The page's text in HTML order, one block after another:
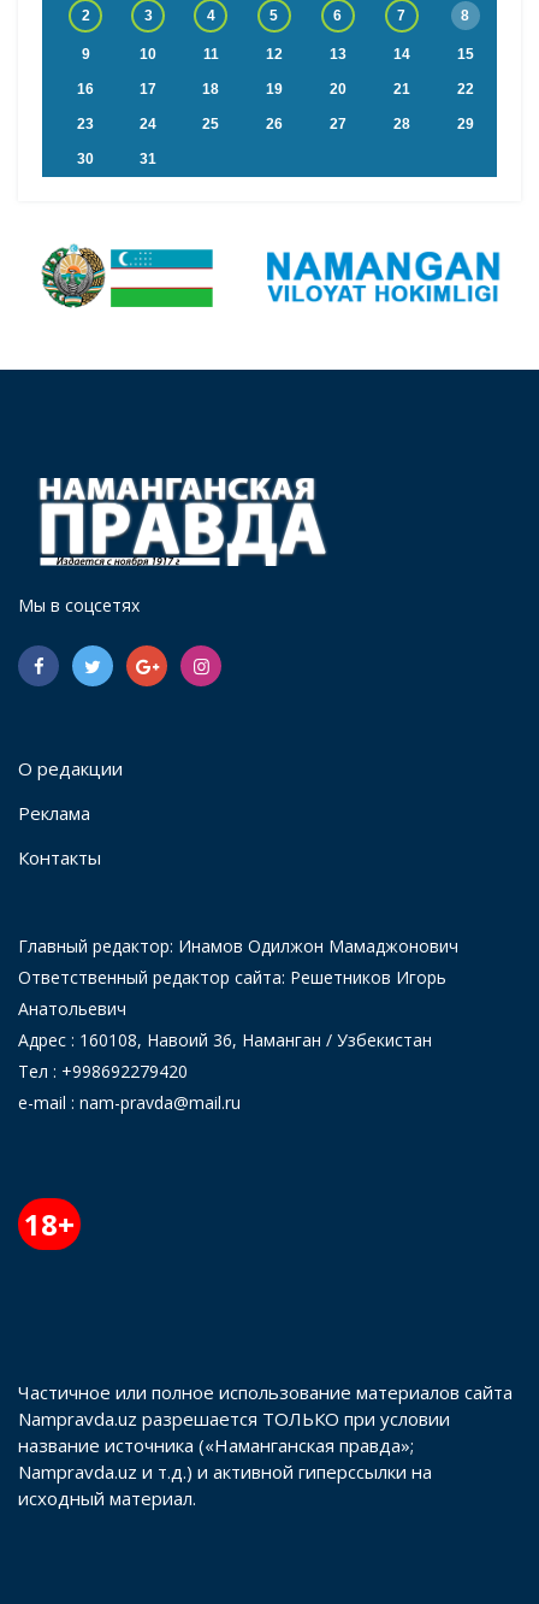
2 3 4 5 6 7 8
9 10 11 12 13 14 15
16 17 18 19 20 21 22
23 24 25 26 27 28 29
30 31
Мы в соцсетях
О редакции
Реклама
Контакты
Главный редактор: Инамов Одилжон Мамаджонович
Ответственный редактор сайта: Решетников Игорь
Анатольевич
Адрес : 160108, Навоий 36, Наманган / Узбекистан
Тел : +998692279420
e-mail : nam-pravda@mail.ru
18+
Частичное или полное использование материалов сайта
Nampravda.uz разрешается ТОЛЬКО при условии
название источника («Наманганская правда»;
Nampravda.uz и т.д.) и активной гиперссылки на
исходный материал.